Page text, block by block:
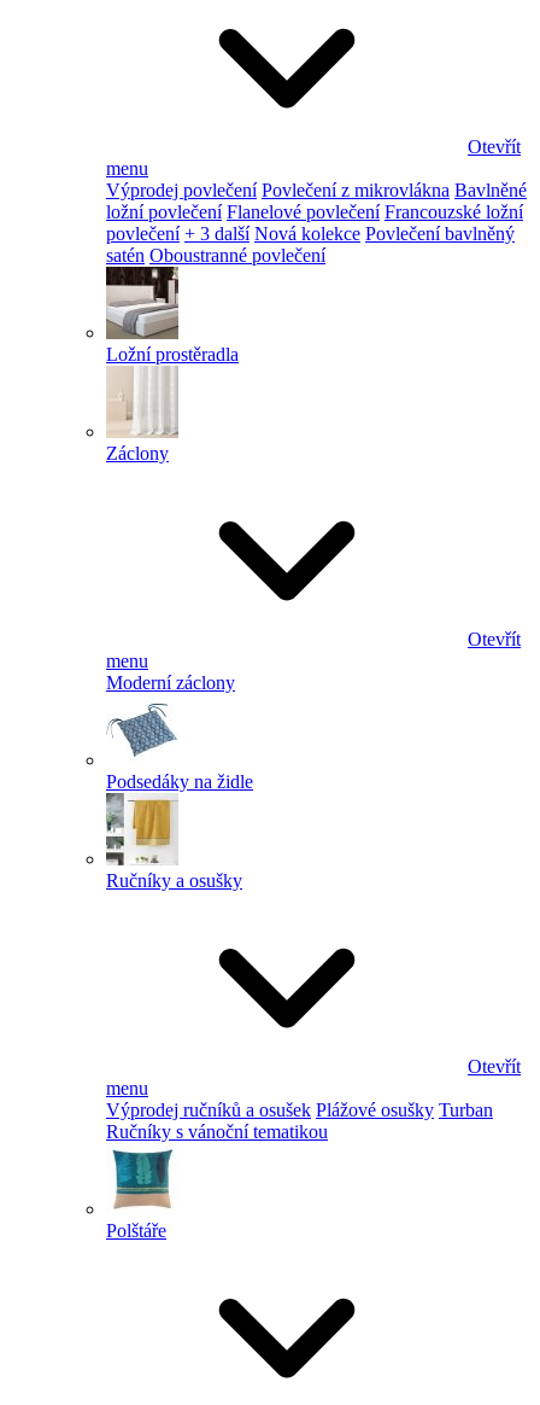
Otevřít
menu
Výprodej povlečení Povlečení z mikrovlákna Bavlněné
ložní povlečení Flanelové povlečení Francouzské ložní
povlečení + 3 další Nová kolekce Povlečení bavlněný
satén Oboustranné povlečení
Ložní prostěradla
Záclony
Otevřít
menu
Moderní záclony
Podsedáky na židle
Ručníky a osušky
Otevřít
menu
Výprodej ručníků a osušek Plážové osušky Turban
Ručníky s vánoční tematikou
Polštáře